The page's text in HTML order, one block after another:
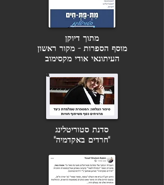
מתוך דיוקן
מוסף הספרות - מקור ראשון
העיתונאי אודי מקסימוב
סדנת סטוריטלינג
"חרדים באקדמיה"